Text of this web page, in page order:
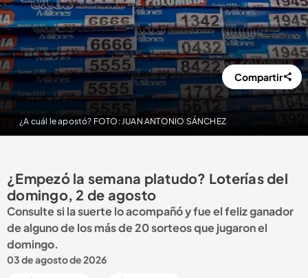
¿A cuál le apostó? FOTO: JUAN ANTONIO SÁNCHEZ
Compartir
¿Empezó la semana platudo? Loterías del
domingo, 2 de agosto
Consulte si la suerte lo acompañó y fue el feliz ganador
de alguno de los más de 20 sorteos que jugaron el
domingo.
03 de agosto de 2026